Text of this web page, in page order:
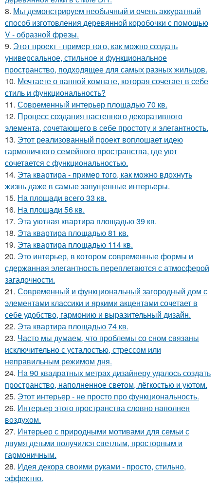
8. Мы демонстрируем необычный и очень аккуратный
способ изготовления деревянной коробочки с помощью
V - образной фрезы.
9. Этот проект - пример того, как можно создать
универсальное, стильное и функциональное
пространство, подходящее для самых разных жильцов.
10. Мечтаете о ванной комнате, которая сочетает в себе
стиль и функциональность?
11. Современный интерьер площадью 70 кв.
12. Процесс создания настенного декоративного
элемента, сочетающего в себе простоту и элегантность.
13. Этот реализованный проект воплощает идею
гармоничного семейного пространства, где уют
сочетается с функциональностью.
14. Эта квартира - пример того, как можно вдохнуть
жизнь даже в самые запущенные интерьеры.
15. На площади всего 33 кв.
16. На площади 56 кв.
17. Эта уютная квартира площадью 39 кв.
18. Эта квартира площадью 81 кв.
19. Эта квартира площадью 114 кв.
20. Это интерьер, в котором современные формы и
сдержанная элегантность переплетаются с атмосферой
загадочности.
21. Современный и функциональный загородный дом с
элементами классики и яркими акцентами сочетает в
себе удобство, гармонию и выразительный дизайн.
22. Эта квартира площадью 74 кв.
23. Часто мы думаем, что проблемы со сном связаны
исключительно с усталостью, стрессом или
неправильным режимом дня.
24. На 90 квадратных метрах дизайнеру удалось создать
пространство, наполненное светом, лёгкостью и уютом.
25. Этот интерьер - не просто про функциональность.
26. Интерьер этого пространства словно наполнен
воздухом.
27. Интерьер с природными мотивами для семьи с
двумя детьми получился светлым, просторным и
гармоничным.
28. Идея декора своими руками - просто, стильно,
эффектно.